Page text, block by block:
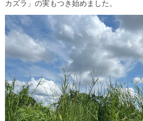
カズラ」の実もつき始めました。